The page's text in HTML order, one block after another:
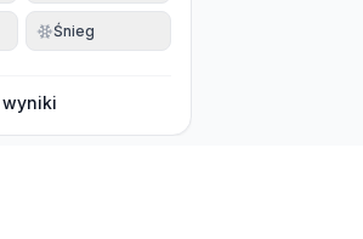
Śnieg
wyniki